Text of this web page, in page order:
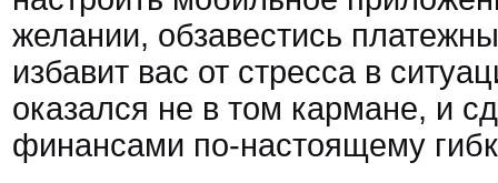
желании, обзавестись
избавит вас от стресса в
оказался не в том кармане, и
финансами по-настоящему